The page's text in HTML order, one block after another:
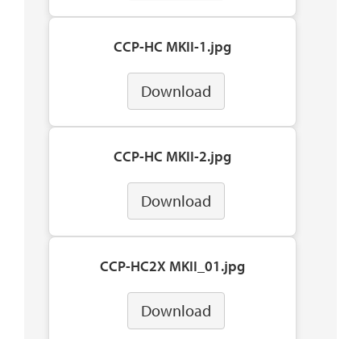
CCP-HC MKII-1.jpg
Download
CCP-HC MKII-2.jpg
Download
CCP-HC2X MKII_01.jpg
Download